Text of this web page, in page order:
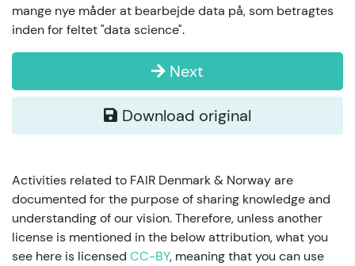
mange nye måder at bearbejde data på, som betragtes
inden for feltet "data science".
Next
Download original
Activities related to FAIR Denmark & Norway are
documented for the purpose of sharing knowledge and
understanding of our vision. Therefore, unless another
license is mentioned in the below attribution, what you
see here is licensed CC-BY, meaning that you can use